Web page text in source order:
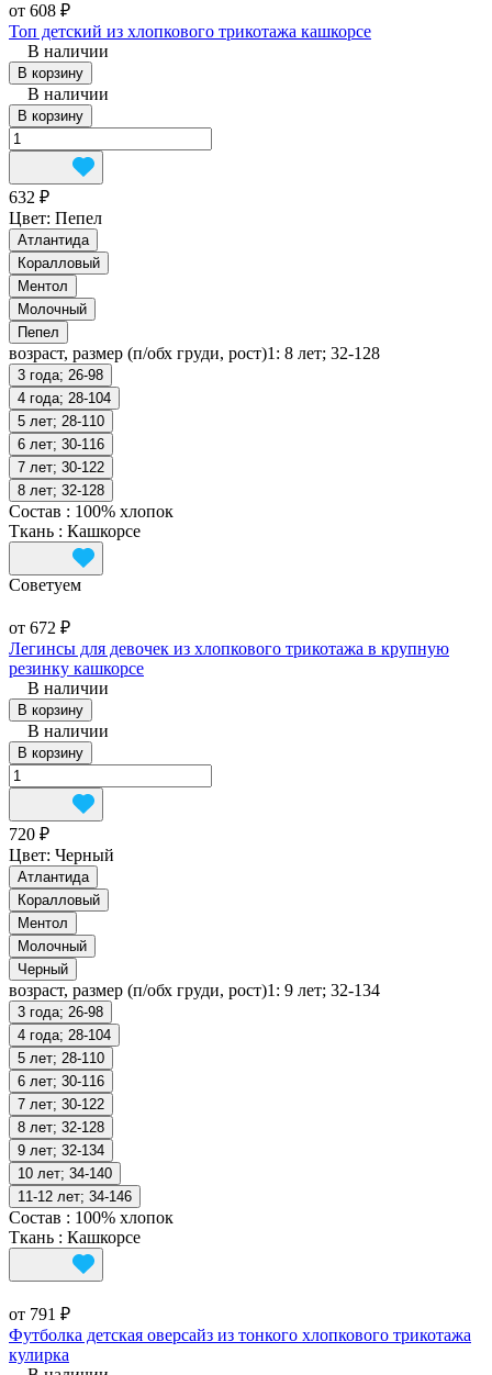
от 608 ₽
Топ детский из хлопкового трикотажа кашкорсе
В наличии
В корзину
В наличии
В корзину
632 ₽
Цвет: Пепел
Атлантида
Коралловый
Ментол
Молочный
Пепел
возраст, размер (п/обх груди, рост)1: 8 лет; 32-128
3 года; 26-98
4 года; 28-104
5 лет; 28-110
6 лет; 30-116
7 лет; 30-122
8 лет; 32-128
Состав : 100% хлопок
Ткань : Кашкорсе
Советуем
от 672 ₽
Легинсы для девочек из хлопкового трикотажа в крупную
резинку кашкорсе
В наличии
В корзину
В наличии
В корзину
720 ₽
Цвет: Черный
Атлантида
Коралловый
Ментол
Молочный
Черный
возраст, размер (п/обх груди, рост)1: 9 лет; 32-134
3 года; 26-98
4 года; 28-104
5 лет; 28-110
6 лет; 30-116
7 лет; 30-122
8 лет; 32-128
9 лет; 32-134
10 лет; 34-140
11-12 лет; 34-146
Состав : 100% хлопок
Ткань : Кашкорсе
от 791 ₽
Футболка детская оверсайз из тонкого хлопкового трикотажа
кулирка